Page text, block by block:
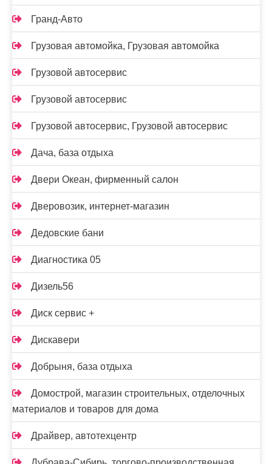
Гранд-Авто
Грузовая автомойка, Грузовая автомойка
Грузовой автосервис
Грузовой автосервис
Грузовой автосервис, Грузовой автосервис
Дача, база отдыха
Двери Океан, фирменный салон
Дверовозик, интернет-магазин
Дедовские бани
Диагностика 05
Дизель56
Диск сервис +
Дискавери
Добрыня, база отдыха
Домострой, магазин строительных, отделочных
материалов и товаров для дома
Драйвер, автотехцентр